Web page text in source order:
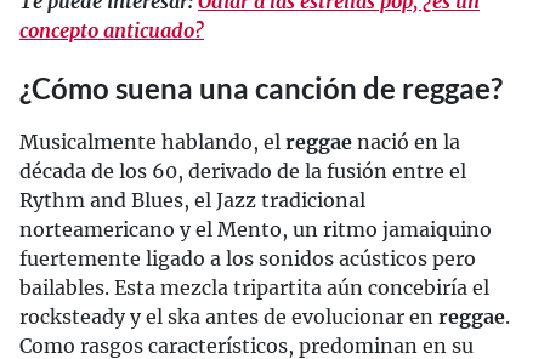
concepto anticuado?
¿Cómo suena una canción de reggae?
Musicalmente hablando, el reggae nació en la
década de los 60, derivado de la fusión entre el
Rythm and Blues, el Jazz tradicional
norteamericano y el Mento, un ritmo jamaiquino
fuertemente ligado a los sonidos acústicos pero
bailables. Esta mezcla tripartita aún concebiría el
rocksteady y el ska antes de evolucionar en reggae.
Como rasgos característicos, predominan en su